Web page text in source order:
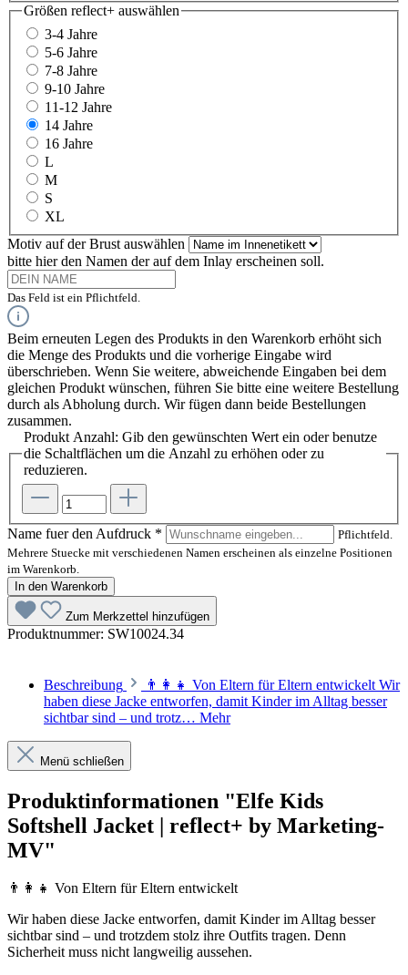
Größen reflect+ auswählen
3-4 Jahre
5-6 Jahre
7-8 Jahre
9-10 Jahre
11-12 Jahre
14 Jahre
16 Jahre
L
M
S
XL
Motiv auf der Brust auswählen
bitte hier den Namen der auf dem Inlay erscheinen soll.
Das Feld ist ein Pflichtfeld.
Beim erneuten Legen des Produkts in den Warenkorb erhöht sich
die Menge des Produkts und die vorherige Eingabe wird
überschrieben. Wenn Sie weitere, abweichende Eingaben bei dem
gleichen Produkt wünschen, führen Sie bitte eine weitere Bestellung
durch als Abholung durch. Wir fügen dann beide Bestellungen
zusammen.
Produkt Anzahl: Gib den gewünschten Wert ein oder benutze
die Schaltflächen um die Anzahl zu erhöhen oder zu
reduzieren.
Name fuer den Aufdruck *
Pflichtfeld.
Mehrere Stuecke mit verschiedenen Namen erscheinen als einzelne Positionen
im Warenkorb.
In den Warenkorb
Zum Merkzettel hinzufügen
Produktnummer: SW10024.34
Beschreibung
👨‍👩‍👧 Von Eltern für Eltern entwickelt Wir
haben diese Jacke entworfen, damit Kinder im Alltag besser
sichtbar sind – und trotz… Mehr
Menü schließen
Produktinformationen "Elfe Kids
Softshell Jacket | reflect+ by Marketing-
MV"
👨‍👩‍👧 Von Eltern für Eltern entwickelt
Wir haben diese Jacke entworfen, damit Kinder im Alltag besser
sichtbar sind – und trotzdem stolz ihre Outfits tragen. Denn
Sicherheit muss nicht langweilig aussehen.